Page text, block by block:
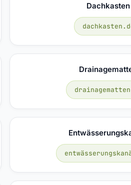
Dachkasten